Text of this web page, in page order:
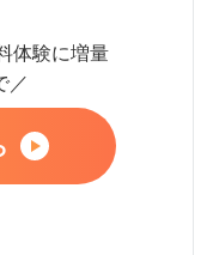
体験に増量
／